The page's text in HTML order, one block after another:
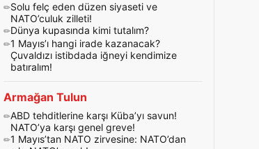
Solu felç eden düzen siyaseti ve
NATO’culuk zilleti!
Dünya kupasında kimi tutalım?
1 Mayıs’ı hangi irade kazanacak?
Çuvaldızı istibdada iğneyi kendimize
batıralım!
Armağan Tulun
ABD tehditlerine karşı Küba’yı savun!
NATO’ya karşı genel greve!
1 Mayıs’tan NATO zirvesine: NATO’dan